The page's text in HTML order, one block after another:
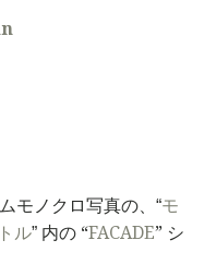
モノクロ写真の、“モ
ル” 内の “FACADE” シ